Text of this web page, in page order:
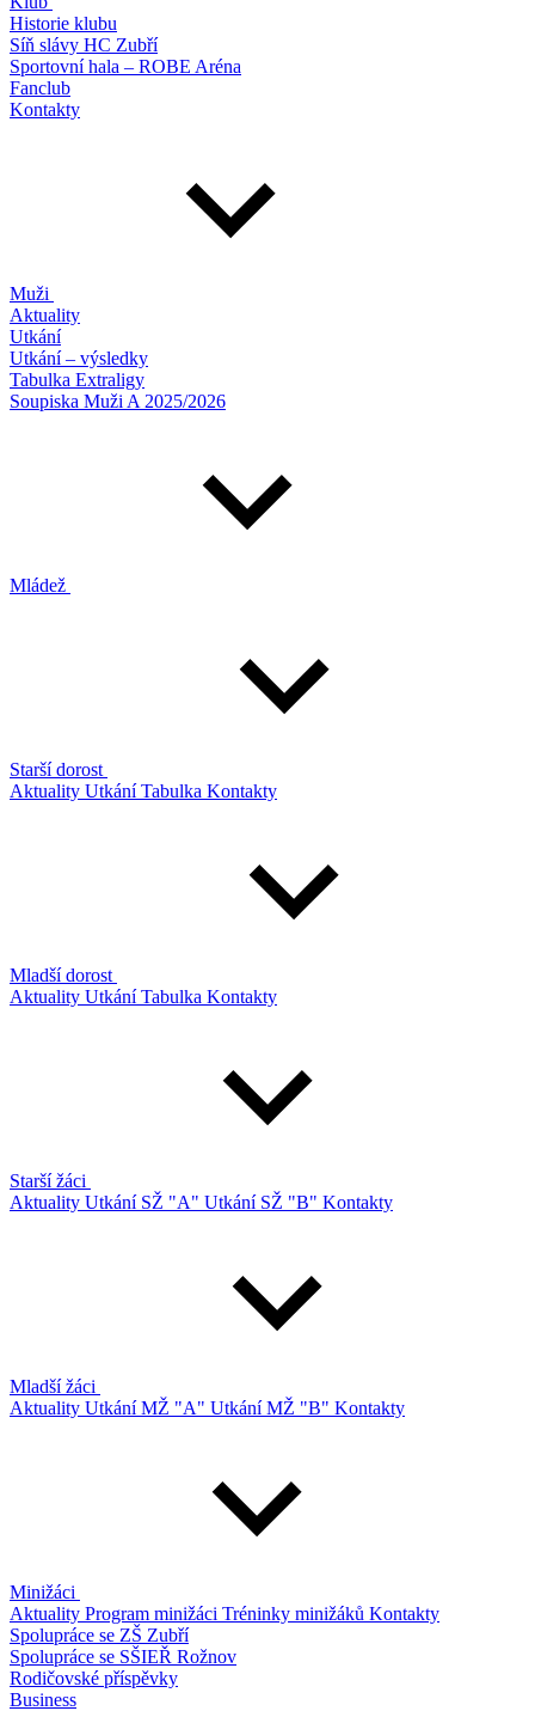
Historie klubu
Síň slávy HC Zubří
Sportovní hala – ROBE Aréna
Fanclub
Kontakty
Muži
Aktuality
Utkání
Utkání – výsledky
Tabulka Extraligy
Soupiska Muži A 2025/2026
Mládež
Starší dorost
Aktuality UtkáníTabulka Kontakty
Mladší dorost
Aktuality UtkáníTabulka Kontakty
Starší žáci
Aktuality Utkání SŽ "A" Utkání SŽ "B" Kontakty
Mladší žáci
Aktuality Utkání MŽ "A" Utkání MŽ "B" Kontakty
Minižáci
Aktuality Program minižáci Tréninky minižáků Kontakty
Spolupráce se ZŠ Zubří
Spolupráce se SŠIEŘ Rožnov
Rodičovské příspěvky
Business